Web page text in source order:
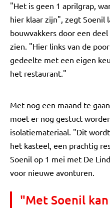
"Het is geen 1 aprilgrap,
hier klaar zijn", zegt Soenil
bouwvakkers door een
zien. "Hier links van de
gedeelte met een eigen
het restaurant."
Met nog een maand te
moet er nog gestuct
isolatiemateriaal. "Dit
het kasteel, een prachtig
Soenil op 1 mei met De
voor nieuwe avonturen.
"Met Soenil